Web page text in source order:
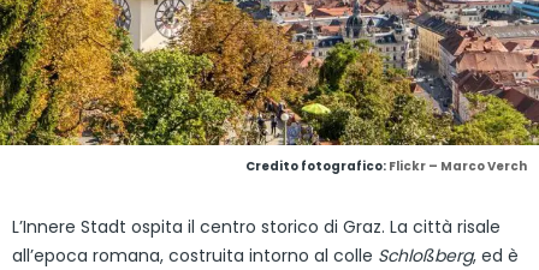
Credito fotografico: Flickr – Marco Verch
L’Innere Stadt ospita il centro storico di Graz. La città risale
all’epoca romana, costruita intorno al colle Schloßberg, ed è